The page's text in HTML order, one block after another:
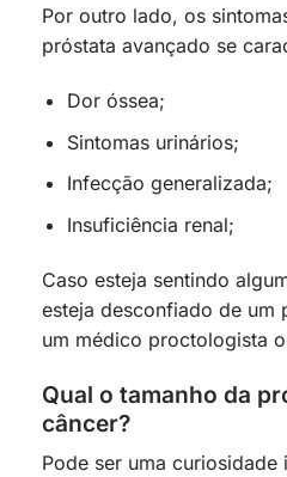
Por outro lado, os
próstata avançado se
Dor óssea;
Sintomas urinários;
Infecção generalizada;
Insuficiência renal;
Caso esteja sentindo
esteja desconfiado de um
um médico proctologista
Qual o tamanho da
câncer?
Pode ser uma curiosidade